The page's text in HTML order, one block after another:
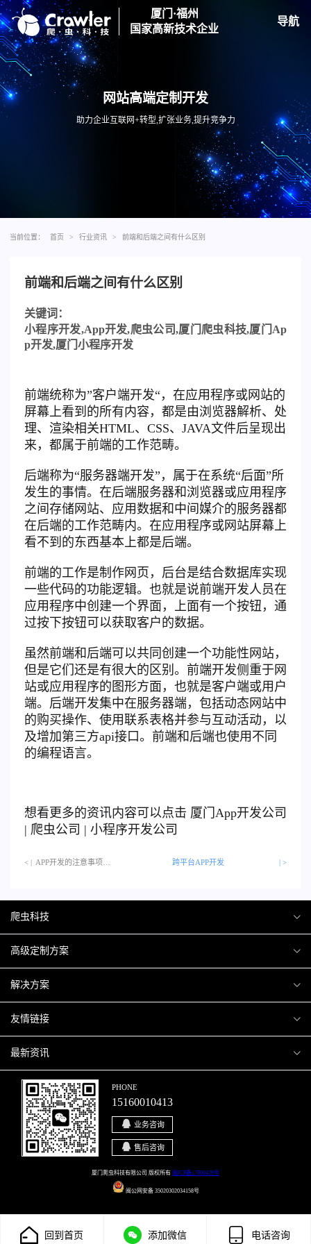
厦门·福州
国家高新技术企业
导航
网站高端定制开发
助力企业互联网+转型,扩张业务,提升竞争力
当前位置： 首页 > 行业资讯 > 前端和后端之间有什么区别
前端和后端之间有什么区别
关键词：
小程序开发,App开发,爬虫公司,厦门爬虫科技,厦门 Ap
p开发,厦门小程序开发
前端统称为”客户端开发“，在应用程序或网站的
屏幕上看到的所有内容，都是由浏览器解析、处
理、渲染相关HTML、CSS、JAVA文件后呈现出
来，都属于前端的工作范畴。
后端称为“服务器端开发”，属于在系统“后面”所
发生的事情。在后端服务器和浏览器或应用程序
之间存储网站、应用数据和中间媒介的服务器都
在后端的工作范畴内。在应用程序或网站屏幕上
看不到的东西基本上都是后端。
前端的工作是制作网页，后台是结合数据库实现
一些代码的功能逻辑。也就是说前端开发人员在
应用程序中创建一个界面，上面有一个按钮，通
过按下按钮可以获取客户的数据。
虽然前端和后端可以共同创建一个功能性网站，
但是它们还是有很大的区别。前端开发侧重于网
站或应用程序的图形方面，也就是客户端或用户
端。后端开发集中在服务器端，包括动态网站中
的购买操作、使用联系表格并参与互动活动，以
及增加第三方api接口。前端和后端也使用不同
的编程语言。
想看更多的资讯内容可以点击 厦门 App开发公司
| 爬虫公司 | 小程序开发公司
< | APP开发的注意事项… 跨平台APP开发 | >
爬虫科技
爬虫案例
关于爬虫
高级定制方案
H5互动营销
微信小程序
移动APP
解决方案
商城解决方案
商城会员积分商城解决方案
网站解决方案
智慧校园解决方案
智慧停车解决方案
友情链接
厦门小程序开发
厦门APP开发
厦门微商城开发
博客园
最新资讯
行业资讯
爬虫动态
PHONE
15160010413
业务咨询
售后咨询
厦门爬虫科技有限公司 版权所有 闽ICP备17000429号
闽公网安备 35020302034158号
回到首页 添加微信 电话咨询